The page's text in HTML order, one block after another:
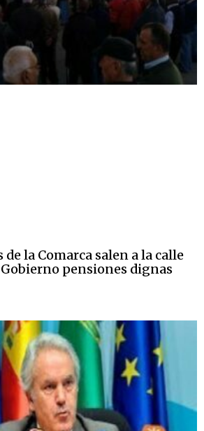
la Comarca salen a la calle
pensiones dignas